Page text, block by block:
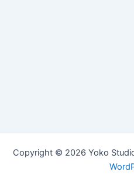
Copyright © 2026 Yoko